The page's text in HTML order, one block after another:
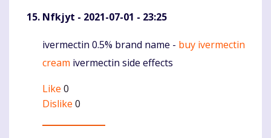
Nfkjyt - 2021-07-01 - 23:25
Komentaras
ivermectin 0.5% brand name - buy ivermectin
cream ivermectin side effects
Like 0
Dislike 0